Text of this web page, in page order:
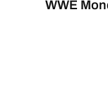
WWE